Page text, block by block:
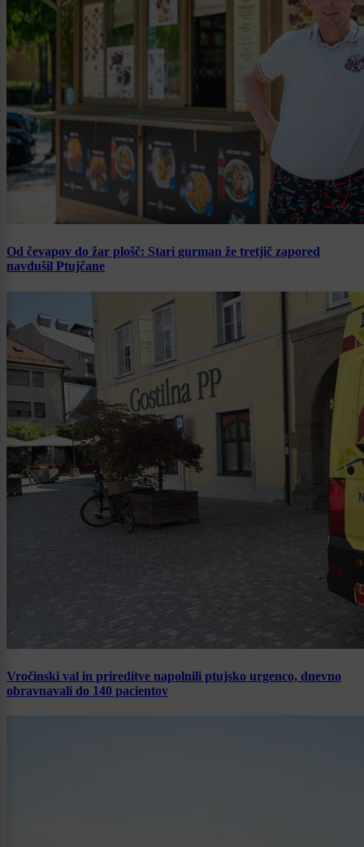
Od čevapov do žar plošč: Stari gurman že tretjič zapored
navdušil Ptujčane
Vročinski val in prireditve napolnili ptujsko urgenco, dnevno
obravnavali do 140 pacientov